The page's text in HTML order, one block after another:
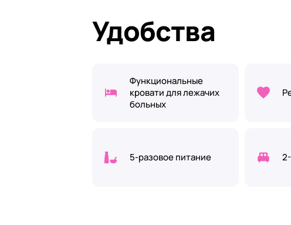
Удобства
Функциональные
кровати для лежачих
больных
5-разовое питание